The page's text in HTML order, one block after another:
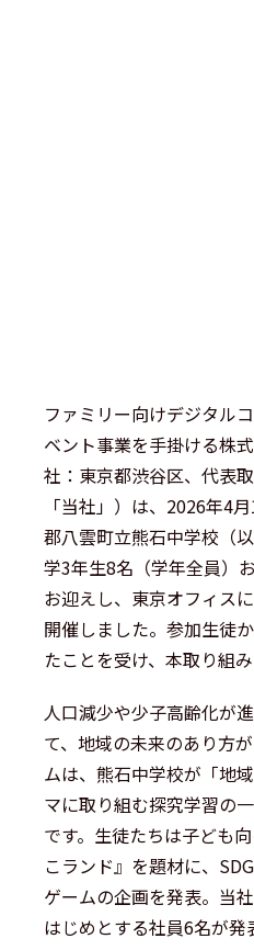
ファミリー向けデジタル
ベント事業を手掛ける株
社：東京都渋谷区、代表
「当社」）は、2026年4
郡八雲町立熊石中学校（
学3年生8名（学年全員）
お迎えし、東京オフィス
開催しました。参加生徒
たことを受け、本取り組
人口減少や少子高齢化が
て、地域の未来のあり方
ムは、熊石中学校が「地
マに取り組む探究学習の
です。生徒たちは子ども
こランド』を題材に、
ゲームの企画を発表。当
はじめとする社員6名が